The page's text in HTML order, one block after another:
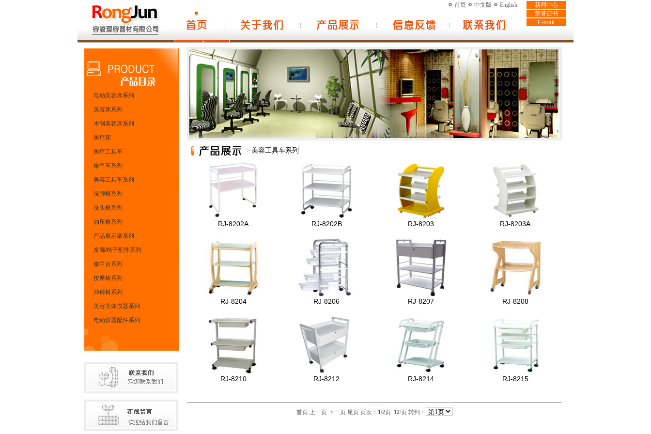
首页 中文版 English
新闻中心
荣誉证书
E-mail
电动美容床系列
美容床系列
木制美容床系列
医疗床
医疗工具车
修甲车系列
美容工具车系列
洗脚椅系列
洗头椅系列
油压椅系列
产品展示架系列
发廊/椅子配件系列
修甲台系列
按摩椅系列
师傅椅系列
美容美体仪器系列
电动仪器配件系列
> 美容工具车系列
RJ-8202A RJ-8202B RJ-8203 RJ-8203A
RJ-8204 RJ-8206 RJ-8207 RJ-8208
RJ-8210 RJ-8212 RJ-8214 RJ-8215
首页 上一页 下一页 尾页 页次： 1/2页 12/页 转到：